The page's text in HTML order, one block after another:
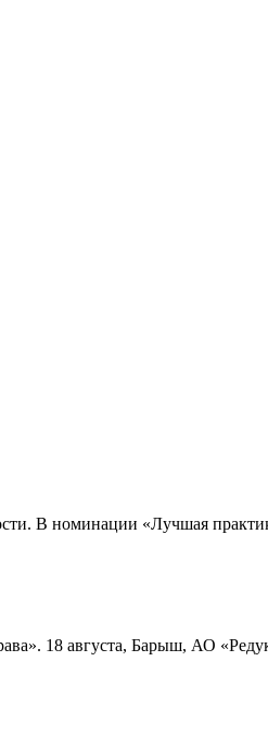
В номинации «Лучшая
18 августа, Барыш, АО